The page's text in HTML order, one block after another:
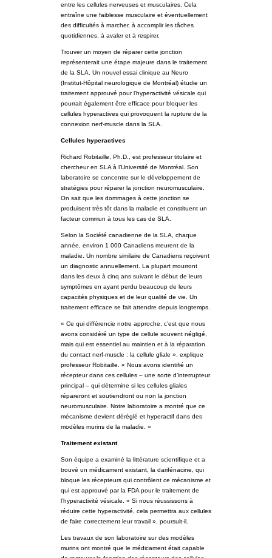
entre les cellules nerveuses et musculaires. Cela
entraîne une faiblesse musculaire et éventuellement
des difficultés à marcher, à accomplir les tâches
quotidiennes, à avaler et à respirer.
Trouver un moyen de réparer cette jonction
représenterait une étape majeure dans le traitement
de la SLA. Un nouvel essai clinique au Neuro
(Institut-Hôpital neurologique de Montréal) étudie un
traitement approuvé pour l’hyperactivité vésicale qui
pourrait également être efficace pour bloquer les
cellules hyperactives qui provoquent la rupture de la
connexion nerf-muscle dans la SLA.
Cellules hyperactives
Richard Robitaille, Ph.D., est professeur titulaire et
chercheur en SLA à l’Université de Montréal. Son
laboratoire se concentre sur le développement de
stratégies pour réparer la jonction neuromusculaire.
On sait que les dommages à cette jonction se
produisent très tôt dans la maladie et constituent un
facteur commun à tous les cas de SLA.
Selon la Société canadienne de la SLA, chaque
année, environ 1 000 Canadiens meurent de la
maladie. Un nombre similaire de Canadiens reçoivent
un diagnostic annuellement. La plupart mourront
dans les deux à cinq ans suivant le début de leurs
symptômes en ayant perdu beaucoup de leurs
capacités physiques et de leur qualité de vie. Un
traitement efficace se fait attendre depuis longtemps.
« Ce qui différencie notre approche, c’est que nous
avons considéré un type de cellule souvent négligé,
mais qui est essentiel au maintien et à la réparation
du contact nerf-muscle : la cellule gliale », explique
professeur Robitaille. « Nous avons identifié un
récepteur dans ces cellules – une sorte d’interrupteur
principal – qui détermine si les cellules gliales
répareront et soutiendront ou non la jonction
neuromusculaire. Notre laboratoire a montré que ce
mécanisme devient déréglé et hyperactif dans des
modèles murins de la maladie. »
Traitement existant
Son équipe a examiné la littérature scientifique et a
trouvé un médicament existant, la darifénacine, qui
bloque les récepteurs qui contrôlent ce mécanisme et
qui est approuvé par la FDA pour le traitement de
l’hyperactivité vésicale. « Si nous réussissons à
réduire cette hyperactivité, cela permettra aux cellules
de faire correctement leur travail », poursuit-il.
Les travaux de son laboratoire sur des modèles
murins ont montré que le médicament était capable